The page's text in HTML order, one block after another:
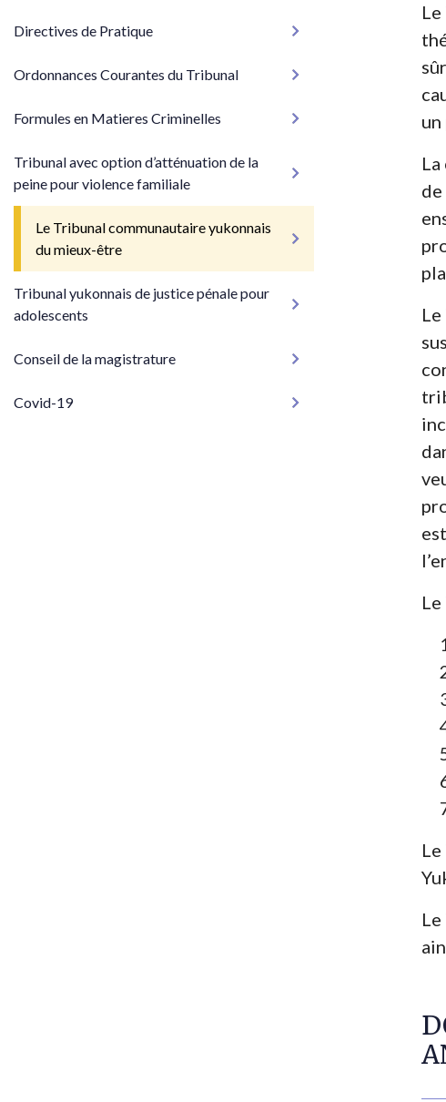
Directives de Pratique
Ordonnances Courantes du Tribunal
Formules en Matieres Criminelles
Tribunal avec option d’atténuation de la
peine pour violence familiale
Le Tribunal communautaire yukonnais
du mieux-être
Tribunal yukonnais de justice pénale pour
adolescents
Conseil de la magistrature
Covid-19